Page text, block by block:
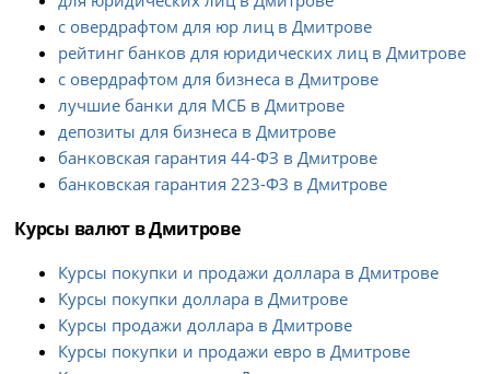
с овердрафтом для юр лиц в Дмитрове
рейтинг банков для юридических лиц в Дмитрове
с овердрафтом для бизнеса в Дмитрове
лучшие банки для МСБ в Дмитрове
депозиты для бизнеса в Дмитрове
банковская гарантия 44-ФЗ в Дмитрове
банковская гарантия 223-ФЗ в Дмитрове
Курсы валют в Дмитрове
Курсы покупки и продажи доллара в Дмитрове
Курсы покупки доллара в Дмитрове
Курсы продажи доллара в Дмитрове
Курсы покупки и продажи евро в Дмитрове